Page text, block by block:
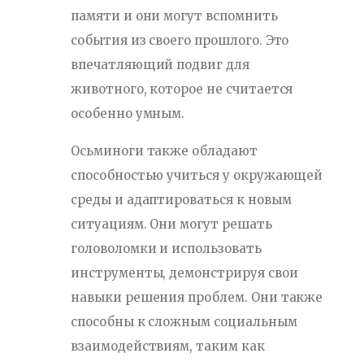
памяти и они могут вспомнить
события из своего прошлого. Это
впечатляющий подвиг для
животного, которое не считается
особенно умным.
Осьминоги также обладают
способностью учиться у окружающей
среды и адаптироваться к новым
ситуациям. Они могут решать
головоломки и использовать
инструменты, демонстрируя свои
навыки решения проблем. Они также
способны к сложным социальным
взаимодействиям, таким как